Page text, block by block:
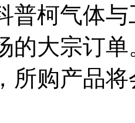
柯气体与
的大宗订
所购产品